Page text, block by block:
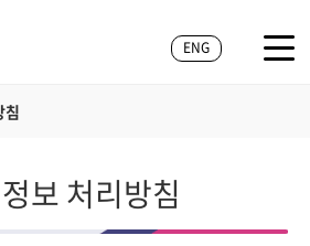
ENG
침
보 처리방침